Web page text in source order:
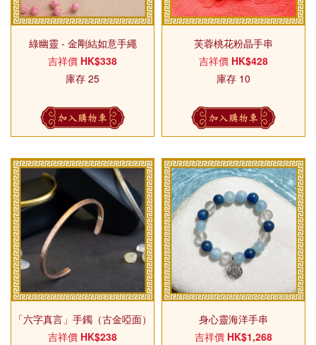
綠幽靈 - 金剛結如意手繩
吉祥價 HK$338
庫存 25
加入購物車
芙蓉桃花粉晶手串
吉祥價 HK$428
庫存 10
加入購物車
「六字真言」手鐲（古金啞面）
吉祥價 HK$238
身心靈海洋手串
吉祥價 HK$1,268